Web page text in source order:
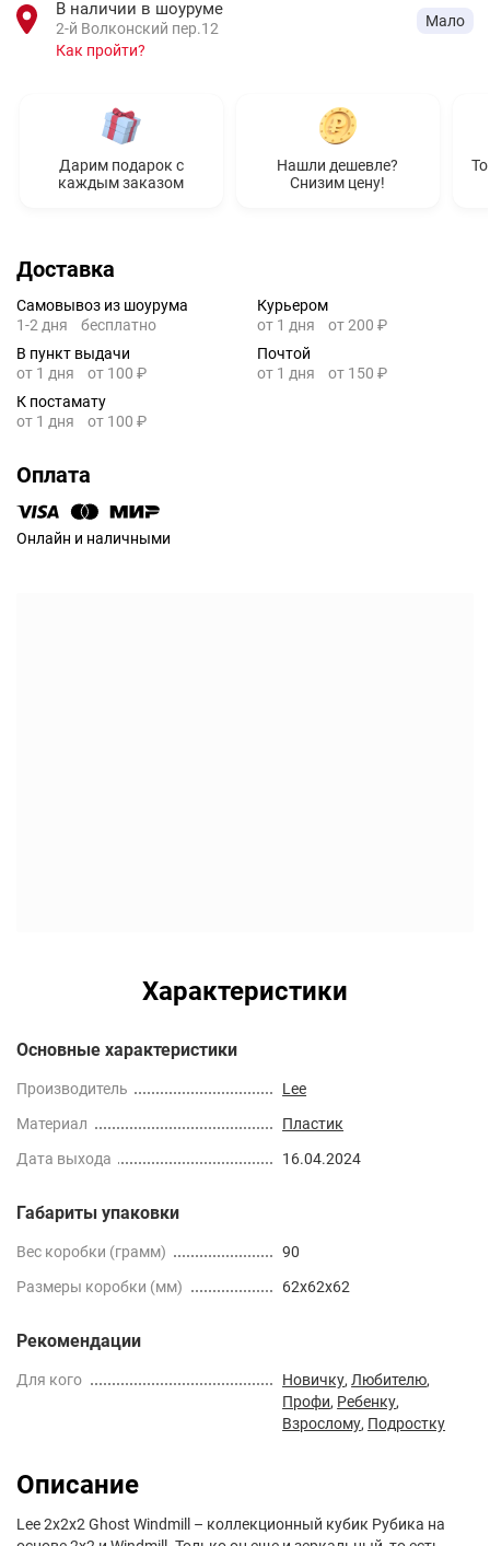
В наличии в шоуруме
2-й Волконский пер.12
Как пройти?
Мало
Дарим подарок с
каждым заказом
Нашли дешевле?
Снизим цену!
Доставка
Самовывоз из шоурума
1-2 дня
бесплатно
Курьером
от 1 дня
от 200 ₽
В пункт выдачи
от 1 дня
от 100 ₽
Почтой
от 1 дня
от 150 ₽
К постамату
от 1 дня
от 100 ₽
Оплата
Онлайн и наличными
Характеристики
Основные характеристики
Производитель
Lee
Материал
Пластик
Дата выхода
16.04.2024
Габариты упаковки
Вес коробки (грамм)
90
Размеры коробки (мм)
62x62x62
Рекомендации
Для кого Новичку, Любителю,
Профи, Ребенку,
Взрослому, Подростку
Описание
Lee 2x2x2 Ghost Windmill – коллекционный кубик Рубика на